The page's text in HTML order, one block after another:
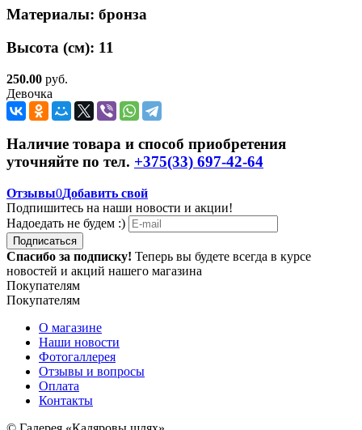
Материалы: бронза
Высота (см): 11
250.00 руб.
Девочка
Наличие товара и способ приобретения
уточняйте по тел. +375(33) 697-42-64
Отзывы0Добавить свой
Подпишитесь на наши новости и акции!
Надоедать не будем :)
Подписаться
Спасибо за подписку! Теперь вы будете всегда в курсе
новостей и акций нашего магазина
Покупателям
Покупателям
О магазине
Наши новости
Фотогаллерея
Отзывы и вопросы
Оплата
Контакты